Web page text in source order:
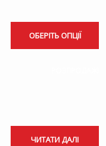
ОБЕРІТЬ ОПЦІЇ
ЧИТАТИ ДАЛІ